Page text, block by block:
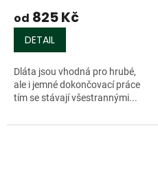
od 825 Kč
DETAIL
Dláta jsou vhodná pro hrubé,
ale i jemné dokončovací práce
tím se stávají všestrannými...